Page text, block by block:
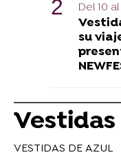
Del 10
su
VESTIDAS DE AZUL